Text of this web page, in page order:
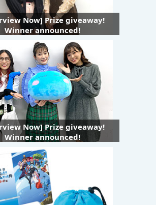
Now] Prize giveaway!
Winner announced!
Now] Prize giveaway!
Winner announced!